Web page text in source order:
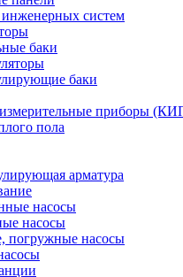
систем
баки
баки
приборы
пола
арматура
насосы
насосы
погружные насосы